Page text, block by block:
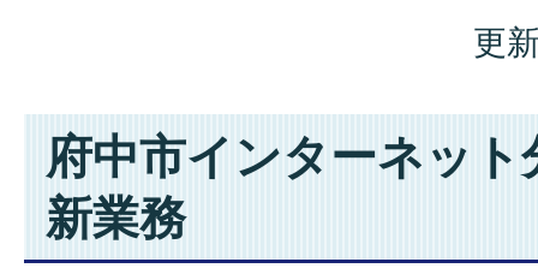
更
府中市インターネッ
新業務